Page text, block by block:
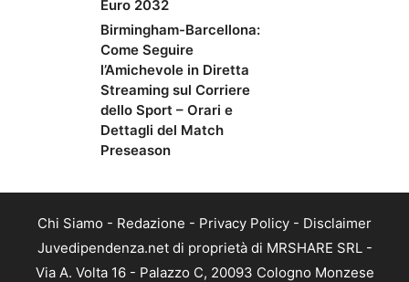
Euro 2032
Birmingham-Barcellona:
Come Seguire
l’Amichevole in Diretta
Streaming sul Corriere
dello Sport – Orari e
Dettagli del Match
Preseason
Chi Siamo - Redazione - Privacy Policy - Disclaimer
Juvedipendenza.net di proprietà di MRSHARE SRL -
Via A. Volta 16 - Palazzo C, 20093 Cologno Monzese